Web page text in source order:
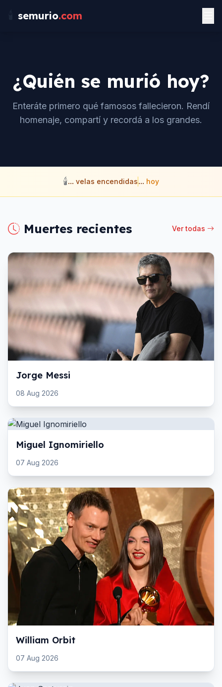
semurio.com
¿Quién se murió hoy?
Enteráte primero qué famosos fallecieron. Rendí
homenaje, compartí y recordá a los grandes.
🕯️... velas encendidas... hoy
Muertes recientes Ver todas
Jorge Messi
08 Aug 2026
Miguel Ignomiriello
07 Aug 2026
William Orbit
07 Aug 2026